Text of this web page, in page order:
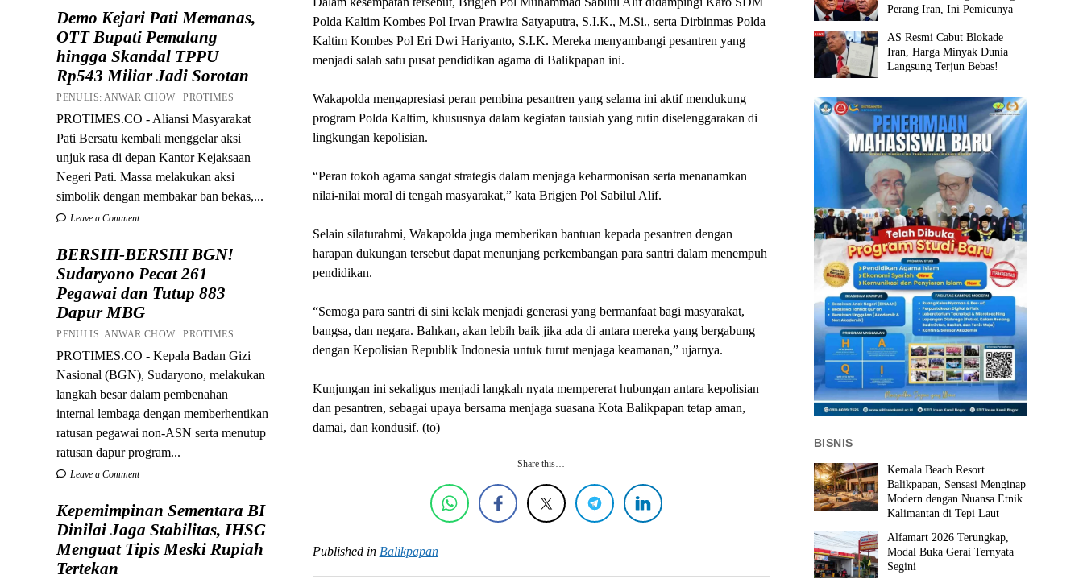
Demo Kejari Pati Memanas,
OTT Bupati Pemalang
hingga Skandal TPPU
Rp543 Miliar Jadi Sorotan
PENULIS: ANWAR CHOW PROTIMES
PROTIMES.CO - Aliansi Masyarakat
Pati Bersatu kembali menggelar aksi
unjuk rasa di depan Kantor Kejaksaan
Negeri Pati. Massa melakukan aksi
simbolik dengan membakar ban bekas,...
Leave a Comment
BERSIH-BERSIH BGN!
Sudaryono Pecat 261
Pegawai dan Tutup 883
Dapur MBG
PENULIS: ANWAR CHOW PROTIMES
PROTIMES.CO - Kepala Badan Gizi
Nasional (BGN), Sudaryono, melakukan
langkah besar dalam pembenahan
internal lembaga dengan memberhentikan
ratusan pegawai non-ASN serta menutup
ratusan dapur program...
Leave a Comment
Kepemimpinan Sementara BI
Dinilai Jaga Stabilitas, IHSG
Menguat Tipis Meski Rupiah
Tertekan
Polda Kaltim Kombes Pol Irvan Prawira Satyaputra, S.I.K., M.Si., serta Dirbinmas Polda
Kaltim Kombes Pol Eri Dwi Hariyanto, S.I.K. Mereka menyambangi pesantren yang
menjadi salah satu pusat pendidikan agama di Balikpapan ini.
Wakapolda mengapresiasi peran pembina pesantren yang selama ini aktif mendukung
program Polda Kaltim, khususnya dalam kegiatan tausiah yang rutin diselenggarakan di
lingkungan kepolisian.
“Peran tokoh agama sangat strategis dalam menjaga keharmonisan serta menanamkan
nilai-nilai moral di tengah masyarakat,” kata Brigjen Pol Sabilul Alif.
Selain silaturahmi, Wakapolda juga memberikan bantuan kepada pesantren dengan
harapan dukungan tersebut dapat menunjang perkembangan para santri dalam menempuh
pendidikan.
“Semoga para santri di sini kelak menjadi generasi yang bermanfaat bagi masyarakat,
bangsa, dan negara. Bahkan, akan lebih baik jika ada di antara mereka yang bergabung
dengan Kepolisian Republik Indonesia untuk turut menjaga keamanan,” ujarnya.
Kunjungan ini sekaligus menjadi langkah nyata mempererat hubungan antara kepolisian
dan pesantren, sebagai upaya bersama menjaga suasana Kota Balikpapan tetap aman,
damai, dan kondusif. (to)
Share this…
Published in Balikpapan
Perang Iran, Ini Pemicunya
AS Resmi Cabut Blokade
Iran, Harga Minyak Dunia
Langsung Terjun Bebas!
BISNIS
Kemala Beach Resort
Balikpapan, Sensasi Menginap
Modern dengan Nuansa Etnik
Kalimantan di Tepi Laut
Alfamart 2026 Terungkap,
Modal Buka Gerai Ternyata
Segini